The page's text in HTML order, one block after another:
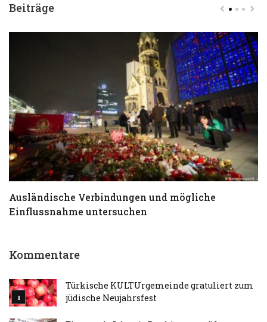
Beiträge
Ausländische Verbindungen und mögliche
Einflussnahme untersuchen
Kommentare
Türkische KULTUrgemeinde gratuliert zum
jüdische Neujahrsfest